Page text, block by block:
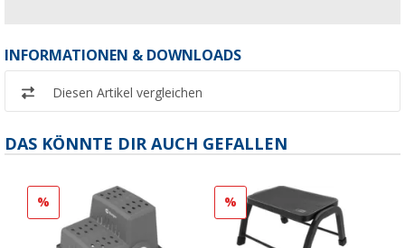
INFORMATIONEN & DOWNLOADS
Diesen Artikel vergleichen
DAS KÖNNTE DIR AUCH GEFALLEN
% %